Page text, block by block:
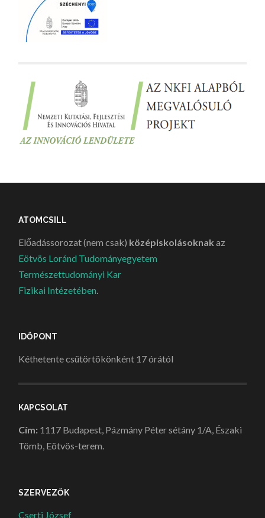
ATOMCSILL
Előadássorozat (nem csak) középiskolásoknak az
Eötvös Loránd Tudományegyetem
Természettudományi Kar
Fizikai Intézetében.
IDŐPONT
Kéthetente csütörtökönként 17 órától
KAPCSOLAT
Cím: 1117 Budapest, Pázmány Péter sétány 1/A, Északi
Tömb, Eötvös-terem.
SZERVEZŐK
Cserti József